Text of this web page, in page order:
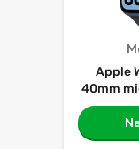
Apple
40mm
Case
S/